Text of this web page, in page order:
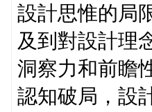
設計思惟的局
及到對設計理
洞察力和前瞻
認知破局，設